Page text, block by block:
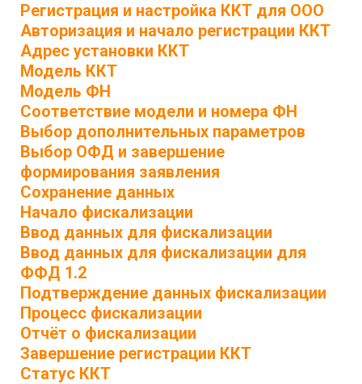
Регистрация и настройка ККТ для ООО
Авторизация и начало регистрации ККТ
Адрес установки ККТ
Модель ККТ
Модель ФН
Соответствие модели и номера ФН
Выбор дополнительных параметров
Выбор ОФД и завершение
формирования заявления
Сохранение данных
Начало фискализации
Ввод данных для фискализации
Ввод данных для фискализации для
ФФД 1.2
Подтверждение данных фискализации
Процесс фискализации
Отчёт о фискализации
Завершение регистрации ККТ
Статус ККТ